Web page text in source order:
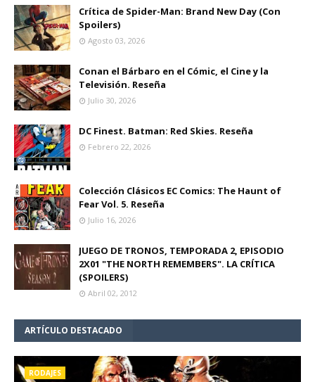
Crítica de Spider-Man: Brand New Day (Con
Spoilers)
Agosto 03, 2026
Conan el Bárbaro en el Cómic, el Cine y la
Televisión. Reseña
Julio 30, 2026
DC Finest. Batman: Red Skies. Reseña
Febrero 22, 2026
Colección Clásicos EC Comics: The Haunt of
Fear Vol. 5. Reseña
Julio 16, 2026
JUEGO DE TRONOS, TEMPORADA 2, EPISODIO
2X01 "THE NORTH REMEMBERS". LA CRÍTICA
(SPOILERS)
Abril 02, 2012
ARTÍCULO DESTACADO
RODAJES